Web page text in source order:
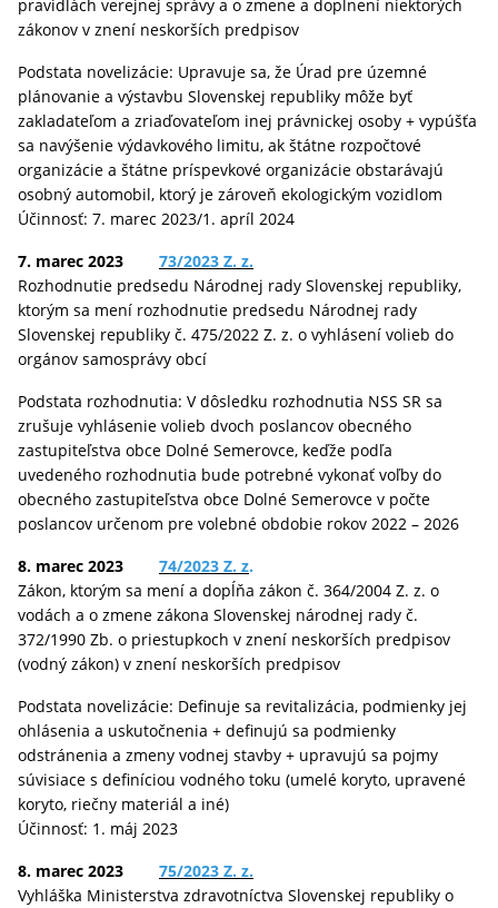
pravidlách verejnej správy a o zmene a doplnení niektorých
zákonov v znení neskorších predpisov
Podstata novelizácie: Upravuje sa, že Úrad pre územné
plánovanie a výstavbu Slovenskej republiky môže byť
zakladateľom a zriaďovateľom inej právnickej osoby + vypúšťa
sa navýšenie výdavkového limitu, ak štátne rozpočtové
organizácie a štátne príspevkové organizácie obstarávajú
osobný automobil, ktorý je zároveň ekologickým vozidlom
Účinnosť: 7. marec 2023/1. apríl 2024
7. marec 2023 73/2023 Z. z.
Rozhodnutie predsedu Národnej rady Slovenskej republiky,
ktorým sa mení rozhodnutie predsedu Národnej rady
Slovenskej republiky č. 475/2022 Z. z. o vyhlásení volieb do
orgánov samosprávy obcí
Podstata rozhodnutia: V dôsledku rozhodnutia NSS SR sa
zrušuje vyhlásenie volieb dvoch poslancov obecného
zastupiteľstva obce Dolné Semerovce, keďže podľa
uvedeného rozhodnutia bude potrebné vykonať voľby do
obecného zastupiteľstva obce Dolné Semerovce v počte
poslancov určenom pre volebné obdobie rokov 2022 – 2026
8. marec 2023 74/2023 Z. z.
Zákon, ktorým sa mení a dopĺňa zákon č. 364/2004 Z. z. o
vodách a o zmene zákona Slovenskej národnej rady č.
372/1990 Zb. o priestupkoch v znení neskorších predpisov
(vodný zákon) v znení neskorších predpisov
Podstata novelizácie: Definuje sa revitalizácia, podmienky jej
ohlásenia a uskutočnenia + definujú sa podmienky
odstránenia a zmeny vodnej stavby + upravujú sa pojmy
súvisiace s definíciou vodného toku (umelé koryto, upravené
koryto, riečny materiál a iné)
Účinnosť: 1. máj 2023
8. marec 2023 75/2023 Z. z.
Vyhláška Ministerstva zdravotníctva Slovenskej republiky o